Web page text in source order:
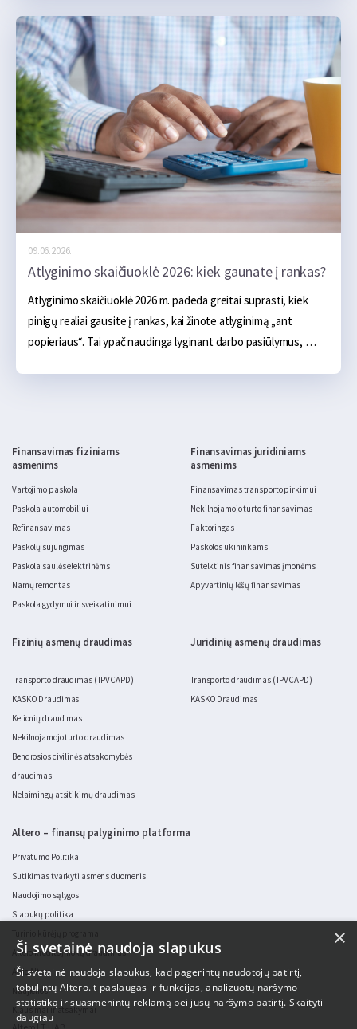
maistas ir kelios pramogos. Tačiau realybėje atostogos dažnai
pabrangsta ne dėl vieno didelio pirkinio, o dėl daugybės
smulkių klaidų, kurios ilgainiui susideda į nemažą sumą.
09.06.2026.
Atlyginimo skaičiuoklė 2026: kiek gaunate į rankas?
Atlyginimo skaičiuoklė 2026 m. padeda greitai suprasti, kiek
pinigų realiai gausite į rankas, kai žinote atlyginimą „ant
popieriaus“. Tai ypač naudinga lyginant darbo pasiūlymus,
Finansavimas fiziniams
asmenims
Vartojimo paskola
Paskola automobiliui
Refinansavimas
Paskolų sujungimas
Paskola saulės elektrinėms
Namų remontas
Paskola gydymui ir sveikatinimui
Finansavimas juridiniams
asmenims
Finansavimas transporto pirkimui
Nekilnojamojo turto finansavimas
Faktoringas
Paskolos ūkininkams
Sutelktinis finansavimas įmonėms
Apyvartinių lėšų finansavimas
Fizinių asmenų draudimas
Transporto draudimas (TPVCAPD)
KASKO Draudimas
Kelionių draudimas
Nekilnojamojo turto draudimas
Bendrosios civilinės atsakomybės
draudimas
Nelaimingų atsitikimų draudimas
Juridinių asmenų draudimas
Transporto draudimas (TPVCAPD)
KASKO Draudimas
Altero – finansų palyginimo platforma
Privatumo Politika
Sutikimas tvarkyti asmens duomenis
Naudojimo sąlygos
Slapukų politika
Altero kredito įmokų draudimas
Apie Altero
Naujienos
Klausimai ir atsakymai
×
Ši svetainė naudoja slapukus
Ši svetainė naudoja slapukus, kad pagerintų naudotojų patirtį,
tobulintų Altero.lt paslaugas ir funkcijas, analizuotų naršymo
statistiką ir suasmenintų reklamą bei jūsų naršymo patirtį. Skaityti
daugiau